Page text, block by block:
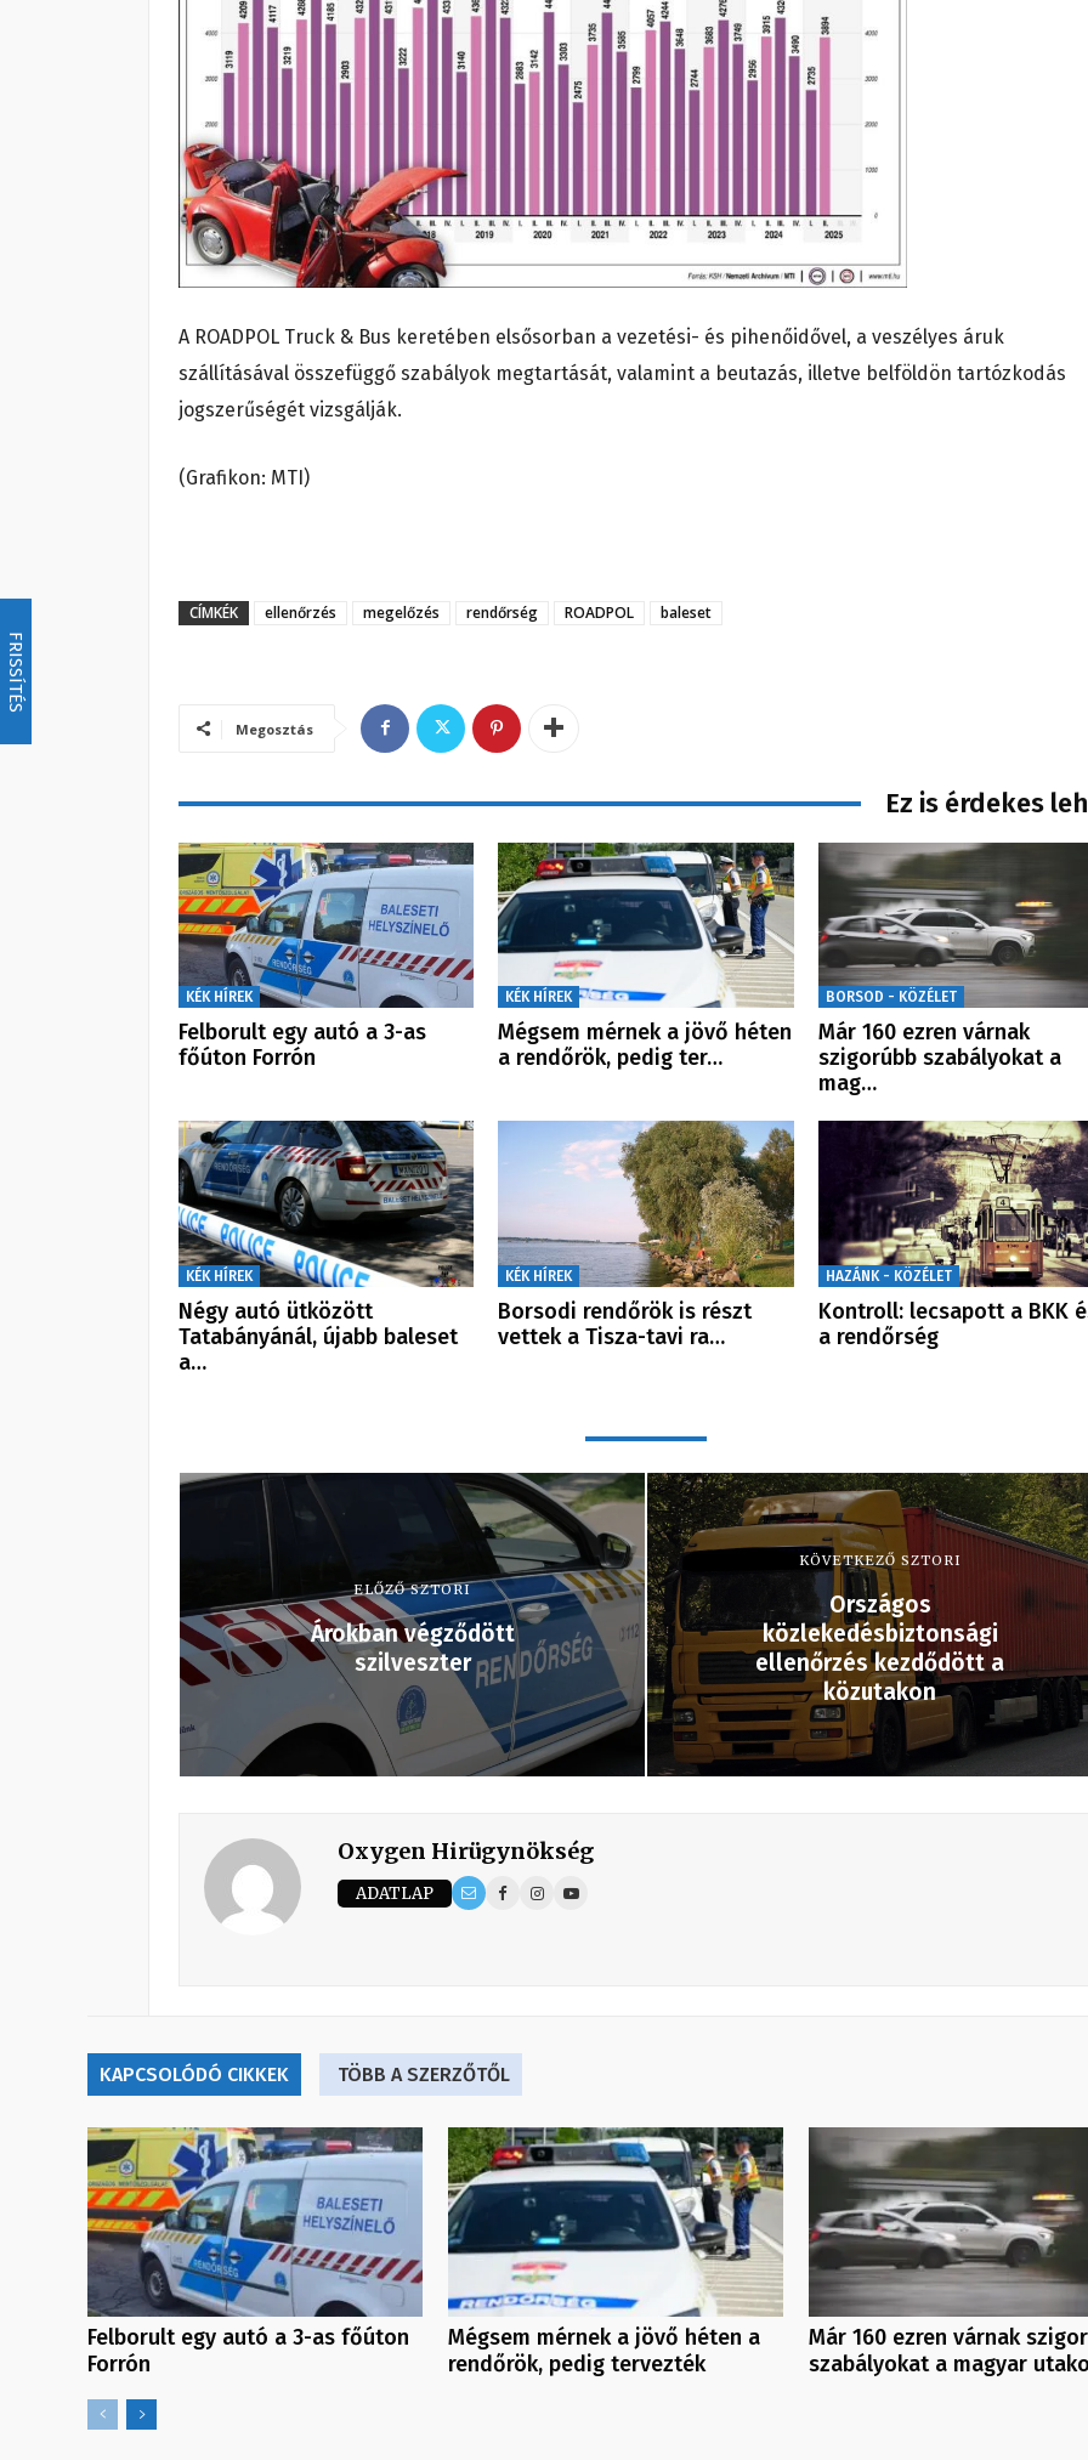
FRISSÍTÉS
A ROADPOL Truck & Bus keretében elsősorban a vezetési- és pihenőidővel, a veszélyes áruk
szállításával összefüggő szabályok megtartását, valamint a beutazás, illetve belföldön tartózkodás
jogszerűségét vizsgálják.
(Grafikon: MTI)
CÍMKÉK ellenőrzés megelőzés rendőrség ROADPOL baleset
Megosztás
Ez is érdekes
KÉK HÍREK
Felborult egy autó a 3-as
főúton Forrón
KÉK HÍREK
Mégsem mérnek a jövő héten
a rendőrök, pedig ter…
BORSOD - KÖZÉLET
Már 160 ezren várnak
szigorúbb szabályokat a
mag…
KÉK HÍREK
Négy autó ütközött
Tatabányánál, újabb baleset
a…
KÉK HÍREK
Borsodi rendőrök is részt
vettek a Tisza-tavi ra…
HAZÁNK - KÖZÉLET
Kontroll: lecsapott a BKK
a rendőrség
ELŐZŐ SZTORI
Árokban végződött
szilveszter
KÖVETKEZŐ SZTORI
Országos
közlekedésbiztonsági
ellenőrzés kezdődött a
közutakon
Oxygen Hirügynökség
ADATLAP
KAPCSOLÓDÓ CIKKEK TÖBB A SZERZŐTŐL
Felborult egy autó a 3-as főúton
Forrón
Mégsem mérnek a jövő héten a
rendőrök, pedig tervezték
Már 160 ezren várnak
szabályokat a magyar